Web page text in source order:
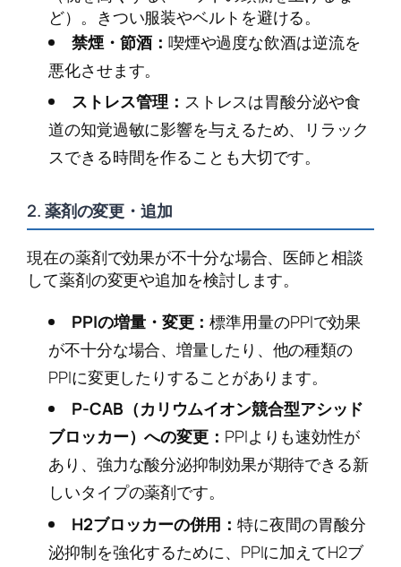
ど）。きつい服装やベルトを避ける。
禁煙・節酒： 喫煙や過度な飲酒は逆流を
悪化させます。
ストレス管理： ストレスは胃酸分泌や食
道の知覚過敏に影響を与えるため、リラック
スできる時間を作ることも大切です。
2. 薬剤の変更・追加
現在の薬剤で効果が不十分な場合、医師と相談
して薬剤の変更や追加を検討します。
PPIの増量・変更：標準用量のPPIで効果
が不十分な場合、増量したり、他の種類の
PPIに変更したりすることがあります。
P-CAB（カリウムイオン競合型アシッド
ブロッカー）への変更： PPIよりも速効性が
あり、強力な酸分泌抑制効果が期待できる新
しいタイプの薬剤です。
H2ブロッカーの併用：特に夜間の胃酸分
泌抑制を強化するために、PPIに加えてH2ブ